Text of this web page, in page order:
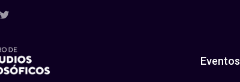
Eventos